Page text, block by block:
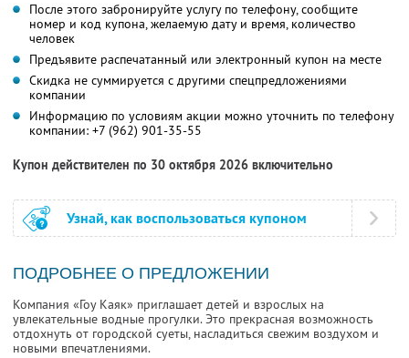
После этого забронируйте услугу по телефону, сообщите
номер и код купона, желаемую дату и время, количество
человек
Предъявите распечатанный или электронный купон на месте
Скидка не суммируется с другими спецпредложениями
компании
Информацию по условиям акции можно уточнить по телефону
компании: +7 (962) 901-35-55
Купон действителен по 30 октября 2026 включительно
Узнай, как воспользоваться купоном
ПОДРОБНЕЕ О ПРЕДЛОЖЕНИИ
Компания «Гоу Каяк» приглашает детей и взрослых на
увлекательные водные прогулки. Это прекрасная возможность
отдохнуть от городской суеты, насладиться свежим воздухом и
новыми впечатлениями.